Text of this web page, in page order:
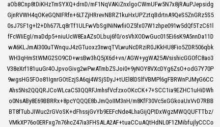
aOb8Cnp8tDiKHzTmSYXQ+drnD/mF1NqVAKiZnxlgoCWmUFw5N7x8jRAuPJepsidg
GjnRVWH4qOKeGQNIFRfn+6LTZjHRrevNBRZ1kuHxUPZztqBdrtnA9QeS5ZnGRz5S5
0sJ7SF1g+l2+Dh677Lq8rTf1ULFwVbSgINiNwfiiOZ5fx07W1zhpe091w5dQf5TzC61l
fFcWIiEgI/maDdp5+niuUcW8EaAZsOLbuj6f0/osVhXODwGuc015Ei6sK9A5nnDa11D
wA6KLJmAI300uTWnquJ4zGTuoxz3nwqTVLwuNcDRziR0JKkHU8Fio5ZDR506qbk
WH3qHmStWMG2SO9CD+wsBw3hQ5jX6d+vn/AGW+ygWA25AVsishicGGOfC8ao3
V38eXrf181uuGr4OJpvoGivg2wPwATmbZSJoi0+9yNOY8VXcDYg6ZsO+odG7Y70P
9wgsHG5FOo81IgnrGOtEzjSA6qj4WSjSDyJ+tUEl8lDSlfVBMPl6gFBRWnPJMyG6CC
Ahs5Ns2QQQRJCoWLcaC53QQRFJmhsfVcfzxoOKcCK+7+SCC1ia9EZHC1uHiDWh
o0NsABy8E69BBRRx+8pcYQQQE8bJmQoIIM3nH/m8KfF30Vc5xGGkoaUxVvD7RBB
BT8fTubJIWuc2rGVoSK+dFhssjGvYb9EEFcNde4LhaGijQPIDxWgzMWQQUFTTbz/
VMkXP76o0ERFxg7n76hcZ47ia3FHSALA2AF+tuaCCuAQtHdNL0F1ZMibfujlyCCCo